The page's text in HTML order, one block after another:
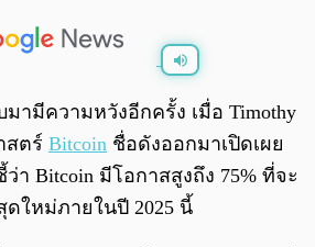
0:00
ามีความหวังอีกครั้ง เมื่อ Timothy
สตร์ Bitcoin ชื่อดังออกมาเปิดเผย
า Bitcoin มีโอกาสสูงถึง 75% ที่จะ
ใหม่ภายในปี 2025 นี้